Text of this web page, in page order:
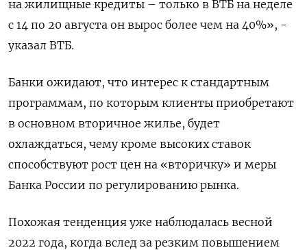
на жилищные кредиты – только в ВТБ на неделе
с 14 по 20 августа он вырос более чем на 40%», -
указал ВТБ.
Банки ожидают, что интерес к стандартным
программам, по которым клиенты приобретают
в основном вторичное жилье, будет
охлаждаться, чему кроме высоких ставок
способствуют рост цен на «вторичку» и меры
Банка России по регулированию рынка.
Похожая тенденция уже наблюдалась весной
2022 года, когда вслед за резким повышением